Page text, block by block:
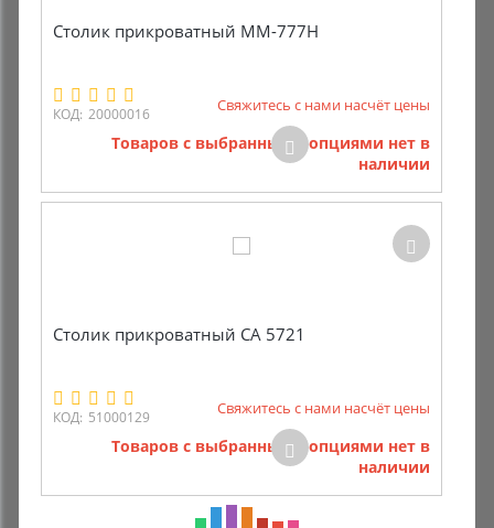
Столик прикроватный ММ-777Н
КОД: 20000016 Свяжитесь с нами насчёт цены
Товаров с выбранными опциями нет в
наличии
Столик прикроватный СА 5721
КОД: 51000129 Свяжитесь с нами насчёт цены
Товаров с выбранными опциями нет в
наличии